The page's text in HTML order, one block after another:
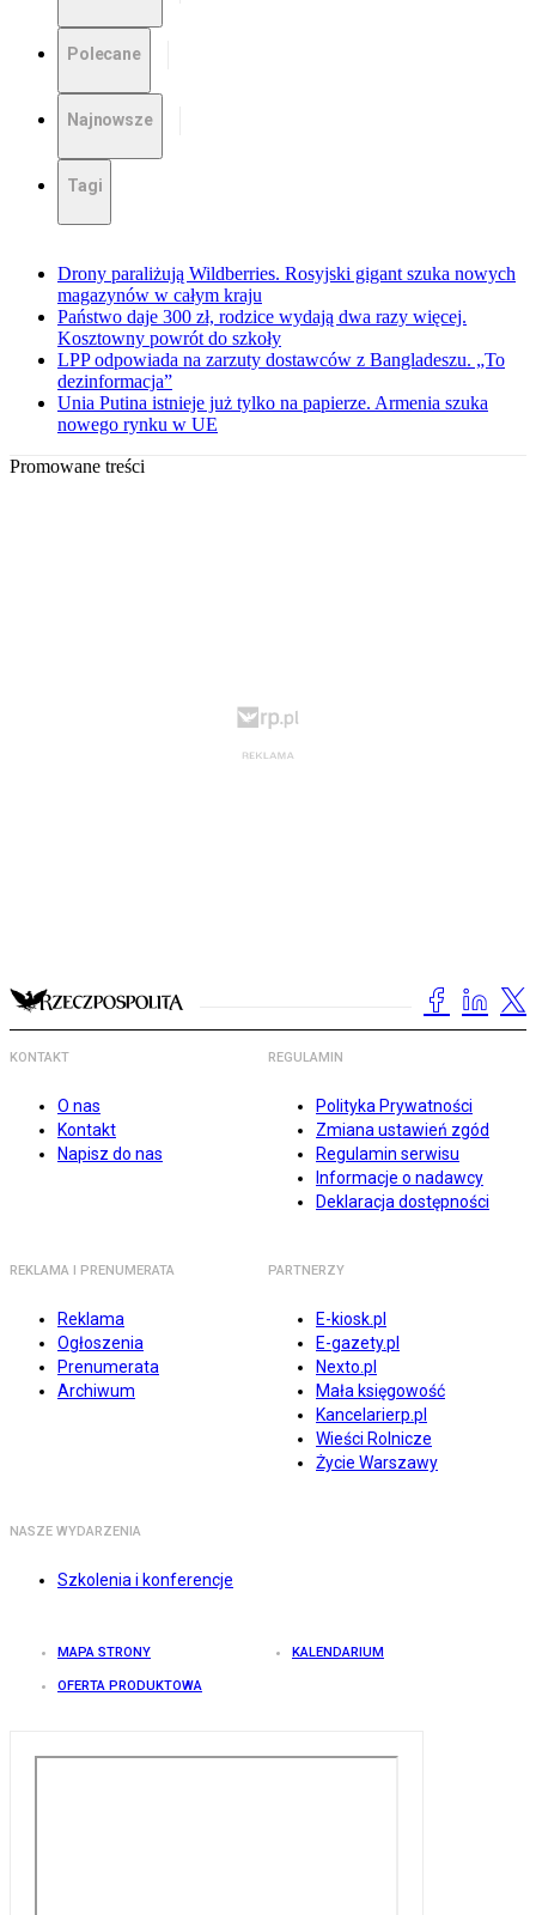
Polecane
Najnowsze
Tagi
Drony paraliżują Wildberries. Rosyjski gigant szuka nowych
magazynów w całym kraju
Państwo daje 300 zł, rodzice wydają dwa razy więcej.
Kosztowny powrót do szkoły
LPP odpowiada na zarzuty dostawców z Bangladeszu. „To
dezinformacja”
Unia Putina istnieje już tylko na papierze. Armenia szuka
nowego rynku w UE
Promowane treści
KONTAKT
O nas
Kontakt
Napisz do nas
REGULAMIN
Polityka Prywatności
Zmiana ustawień zgód
Regulamin serwisu
Informacje o nadawcy
Deklaracja dostępności
REKLAMA I PRENUMERATA
Reklama
Ogłoszenia
Prenumerata
Archiwum
PARTNERZY
E-kiosk.pl
E-gazety.pl
Nexto.pl
Mała księgowość
Kancelarierp.pl
Wieści Rolnicze
Życie Warszawy
NASZE WYDARZENIA
Szkolenia i konferencje
MAPA STRONY KALENDARIUM
OFERTA PRODUKTOWA